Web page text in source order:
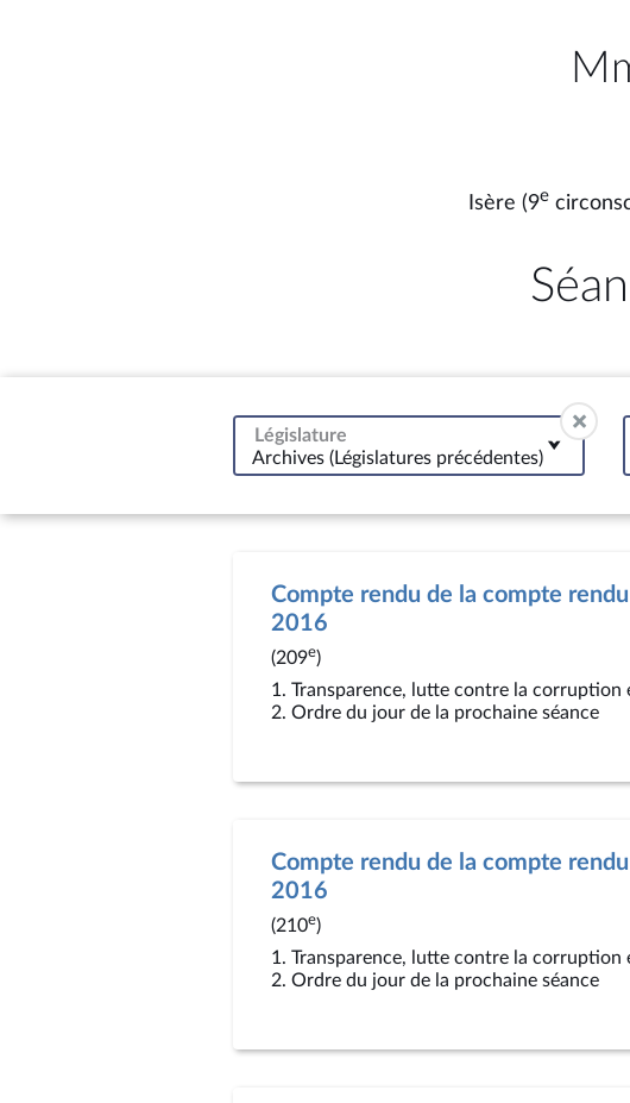
Isère (9e
Législature
Archives (Législatures précédentes)
Compte rendu de la compte
2016
(209e)
1. Transparence, lutte contre la
2. Ordre du jour de la prochaine séance
Compte rendu de la compte
2016
(210e)
1. Transparence, lutte contre la
2. Ordre du jour de la prochaine séance